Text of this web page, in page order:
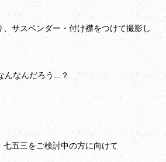
サスペンダー・付け襟をつけて撮影し
んなんだろう...？
七五三をご検討中の方に向けて